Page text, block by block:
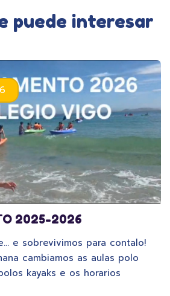
puede interesar
2025-2026
e sobrevivimos para contalo!
cambiamos as aulas polo
kayaks e os horarios